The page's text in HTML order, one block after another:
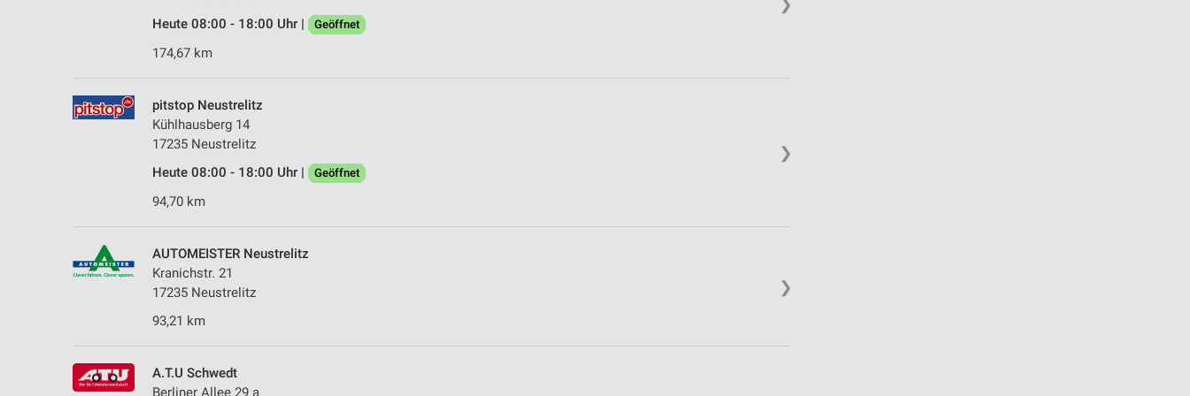
❯
Heute 08:00 - 18:00 Uhr |
Geöffnet
174,67 km
❯
pitstop Neustrelitz
Kühlhausberg 14
17235 Neustrelitz
Heute 08:00 - 18:00 Uhr |
Geöffnet
94,70 km
❯
AUTOMEISTER Neustrelitz
Kranichstr. 21
17235 Neustrelitz
93,21 km
A.T.U Schwedt
Berliner Allee 29 a